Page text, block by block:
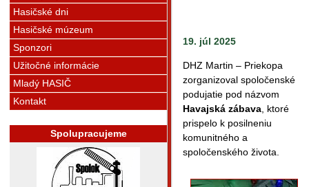
Hasičské dni
Hasičské múzeum
Sponzori
Užitočné informácie
Mladý HASIČ
Kontakt
Spolupracujeme
19. júl 2025
DHZ Martin – Priekopa
zorganizoval spoločenské
podujatie pod názvom
Havajská zábava , ktoré
prispelo k posilneniu
komunitného a
spoločenského života.